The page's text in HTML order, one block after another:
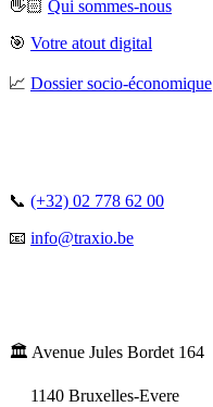
👋🏻 Qui sommes-nous
🎯 Votre atout digital
📈 Dossier socio-économique
📞 (+32) 02 778 62 00
📧 info@traxio.be
🏛️ Avenue Jules Bordet 164
1140 Bruxelles-Evere